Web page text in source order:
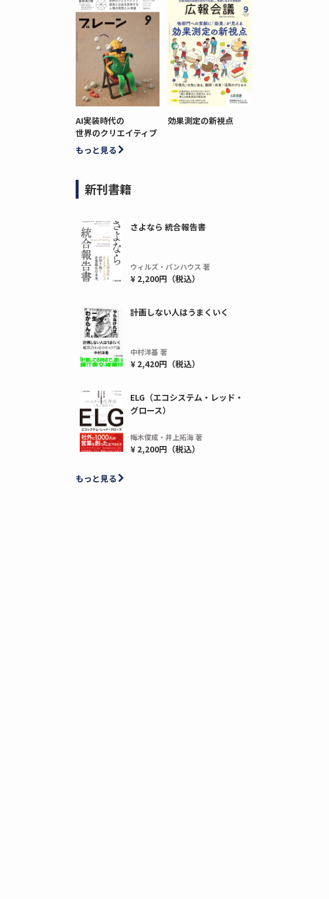
AI実装時代の
世界のクリエイティブ
効果測定の新視点
もっと見る
新刊書籍
さよなら 統合報告書
ウィルズ・パンハウス 著
¥ 2,200円（税込）
計画しない人はうまくいく
中村洋基 著
¥ 2,420円（税込）
ELG（エコシステム・レッド・
グロース）
梅木俊成・井上拓海 著
¥ 2,200円（税込）
もっと見る